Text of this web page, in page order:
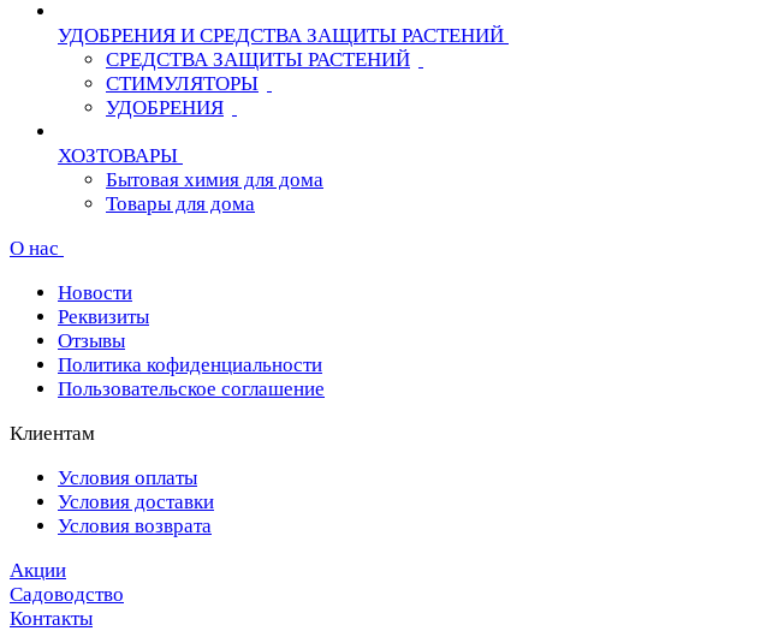
УДОБРЕНИЯ И СРЕДСТВА ЗАЩИТЫ РАСТЕНИЙ
СРЕДСТВА ЗАЩИТЫ РАСТЕНИЙ
СТИМУЛЯТОРЫ
УДОБРЕНИЯ
ХОЗТОВАРЫ
Бытовая химия для дома
Товары для дома
О нас
Новости
Реквизиты
Отзывы
Политика кофиденциальности
Пользовательское соглашение
Клиентам
Условия оплаты
Условия доставки
Условия возврата
Акции
Садоводство
Контакты